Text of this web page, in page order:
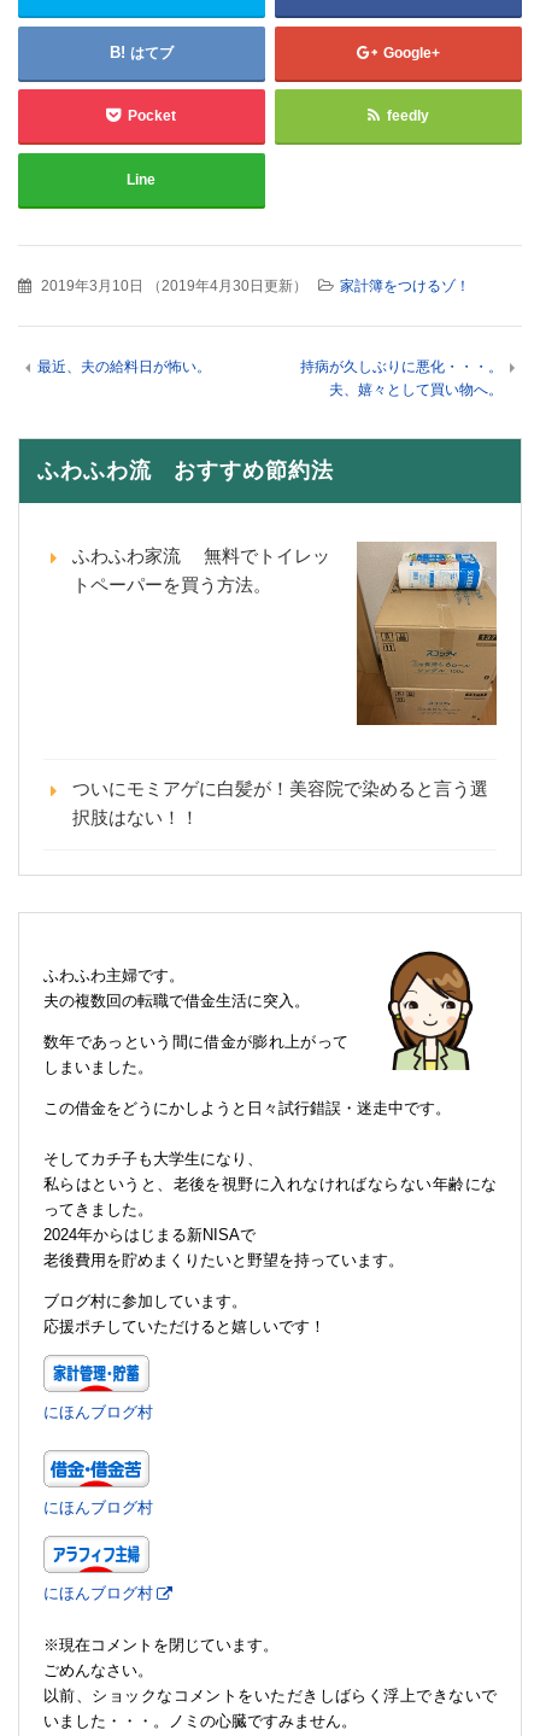
はてブ Google+
Pocket feedly
Line
2019年3月10日 （2019年4月30日更新） 家計簿をつけるゾ！
最近、夫の給料日が怖い。
持病が久しぶりに悪化・・・。
夫、嬉々として買い物へ。
ふわふわ流 おすすめ節約法
ふわふわ家流 無料でトイレッ
トペーパーを買う方法。
ついにモミアゲに白髪が！美容院で染めると言う選
択肢はない！！
ふわふわ主婦です。
夫の複数回の転職で借金生活に突入。
数年であっという間に借金が膨れ上がって
しまいました。
この借金をどうにかしようと日々試行錯誤・迷走中です。
そしてカチ子も大学生になり、
私らはというと、老後を視野に入れなければならない年齢にな
ってきました。
2024年からはじまる新NISAで
老後費用を貯めまくりたいと野望を持っています。
ブログ村に参加しています。
応援ポチしていただけると嬉しいです！
にほんブログ村
にほんブログ村
にほんブログ村
※現在コメントを閉じています。
ごめんなさい。
以前、ショックなコメントをいただきしばらく浮上できないで
いました・・・。ノミの心臓ですみません。